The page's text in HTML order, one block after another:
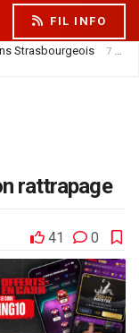
FIL INFO
Strasbourgeois 7 août 2026
rattrapage
41 0